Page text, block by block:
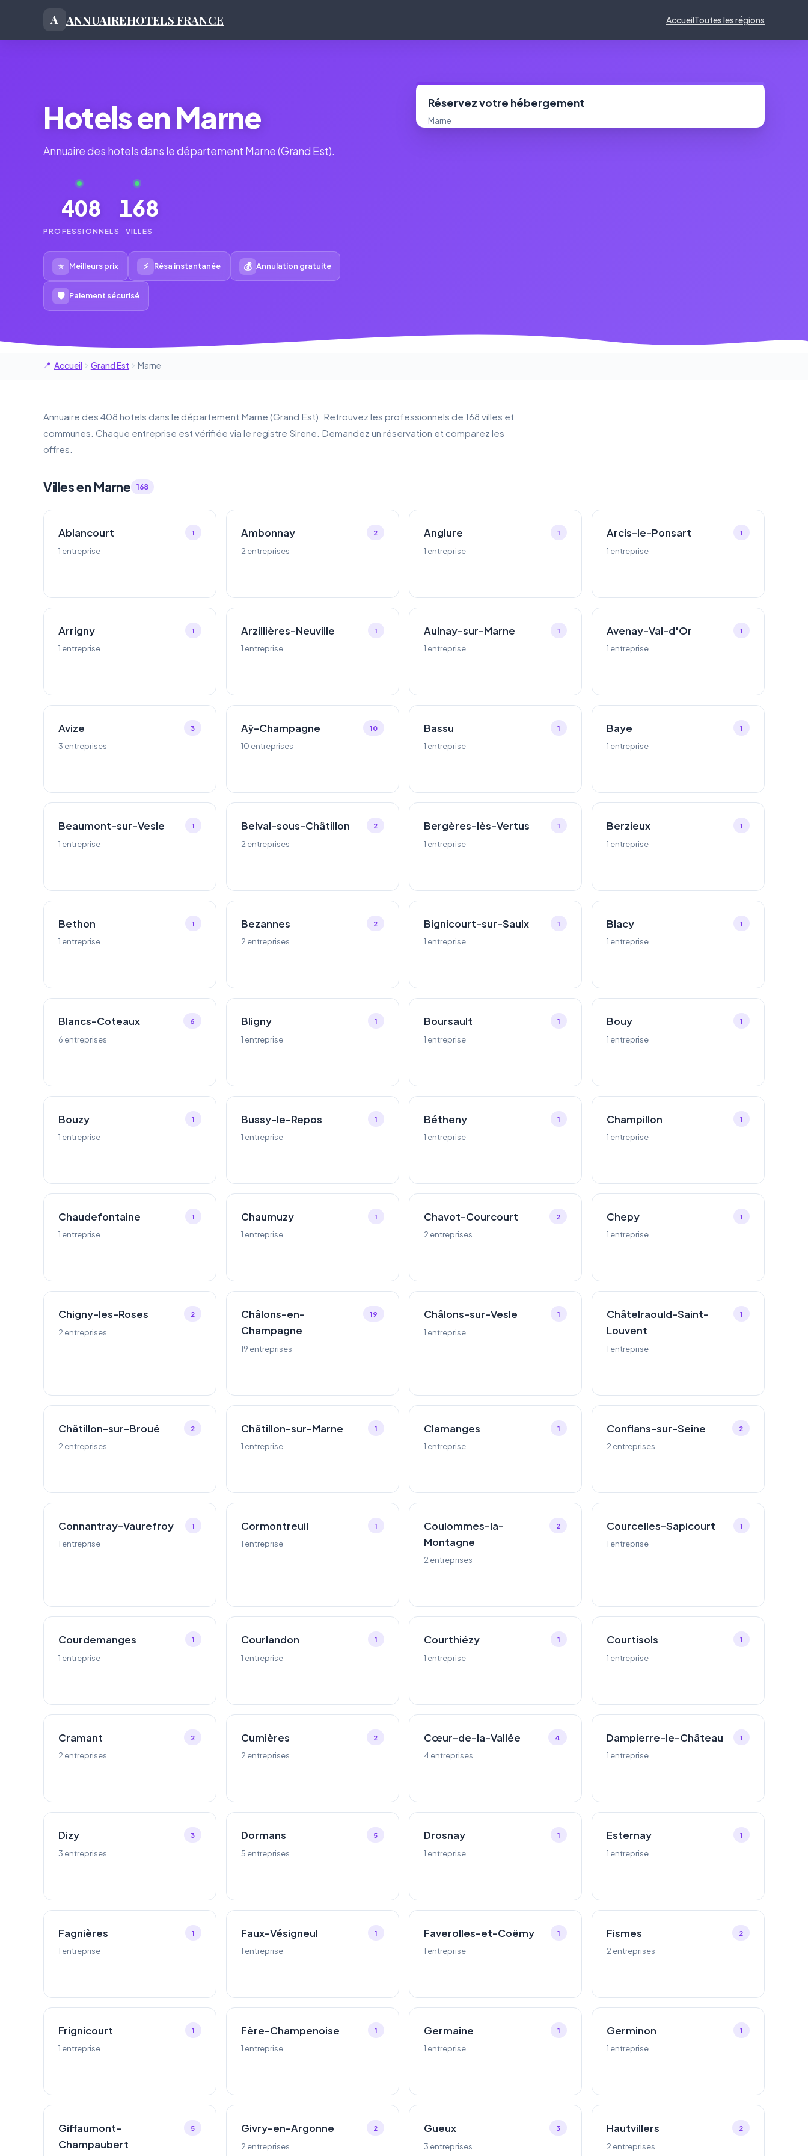
A ANNUAIREHOTELS FRANCE AccueilToutes les régions
Hotels en Marne
Annuaire des hotels dans le département Marne (Grand Est).
408
PROFESSIONNELS
168
VILLES
⭐ Meilleurs prix ⚡ Résa instantanée 💰 Annulation gratuite
🛡 Paiement sécurisé
Réservez votre hébergement
Marne
Accueil Grand Est Marne
Annuaire des 408 hotels dans le département Marne (Grand Est). Retrouvez les professionnels de 168 villes et
communes. Chaque entreprise est vérifiée via le registre Sirene. Demandez un réservation et comparez les
offres.
Villes en Marne 168
Ablancourt
1 entreprise
1 Ambonnay
2 entreprises
2 Anglure
1 entreprise
1 Arcis-le-Ponsart
1 entreprise
1
Arrigny
1 entreprise
1 Arzillières-Neuville
1 entreprise
1 Aulnay-sur-Marne
1 entreprise
1 Avenay-Val-d'Or
1 entreprise
1
Avize
3 entreprises
3 Aÿ-Champagne
10 entreprises
10 Bassu
1 entreprise
1 Baye
1 entreprise
1
Beaumont-sur-Vesle
1 entreprise
1 Belval-sous-Châtillon
2 entreprises
2 Bergères-lès-Vertus
1 entreprise
1 Berzieux
1 entreprise
1
Bethon
1 entreprise
1 Bezannes
2 entreprises
2 Bignicourt-sur-Saulx
1 entreprise
1 Blacy
1 entreprise
1
Blancs-Coteaux
6 entreprises
6 Bligny
1 entreprise
1 Boursault
1 entreprise
1 Bouy
1 entreprise
1
Bouzy
1 entreprise
1 Bussy-le-Repos
1 entreprise
1 Bétheny
1 entreprise
1 Champillon
1 entreprise
1
Chaudefontaine
1 entreprise
1 Chaumuzy
1 entreprise
1 Chavot-Courcourt
2 entreprises
2 Chepy
1 entreprise
1
Chigny-les-Roses
2 entreprises
2
Châlons-en-
Champagne
19 entreprises
19 Châlons-sur-Vesle
1 entreprise
1
Châtelraould-Saint-
Louvent
1 entreprise
1
Châtillon-sur-Broué
2 entreprises
2 Châtillon-sur-Marne
1 entreprise
1 Clamanges
1 entreprise
1 Conflans-sur-Seine
2 entreprises
2
Connantray-Vaurefroy
1 entreprise
1 Cormontreuil
1 entreprise
1
Coulommes-la-
Montagne
2 entreprises
2 Courcelles-Sapicourt
1 entreprise
1
Courdemanges
1 entreprise
1 Courlandon
1 entreprise
1 Courthiézy
1 entreprise
1 Courtisols
1 entreprise
1
Cramant
2 entreprises
2 Cumières
2 entreprises
2 Cœur-de-la-Vallée
4 entreprises
4 Dampierre-le-Château
1 entreprise
1
Dizy
3 entreprises
3 Dormans
5 entreprises
5 Drosnay
1 entreprise
1 Esternay
1 entreprise
1
Fagnières
1 entreprise
1 Faux-Vésigneul
1 entreprise
1 Faverolles-et-Coëmy
1 entreprise
1 Fismes
2 entreprises
2
Frignicourt
1 entreprise
1 Fère-Champenoise
1 entreprise
1 Germaine
1 entreprise
1 Germinon
1 entreprise
1
Giffaumont-
Champaubert
5 Givry-en-Argonne
2 entreprises
2 Gueux
3 entreprises
3 Hautvillers
2 entreprises
2